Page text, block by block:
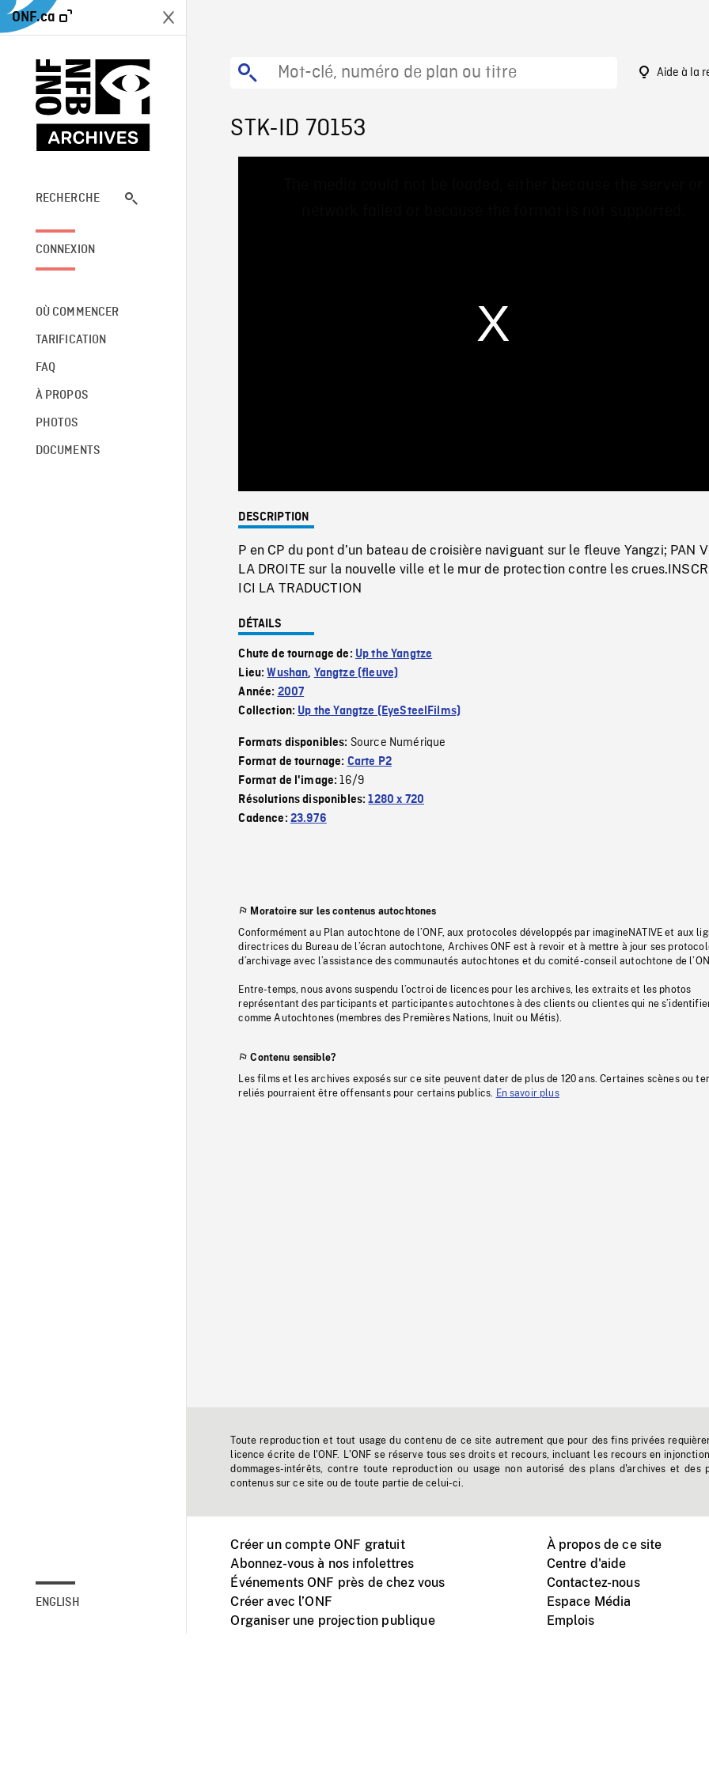
ONF.ca
RECHERCHE
CONNEXION
OÙ COMMENCER
TARIFICATION
FAQ
À PROPOS
PHOTOS
DOCUMENTS
ENGLISH
Aide à la
STK-ID 70153
0%
DESCRIPTION
P en CP du pont d’un bateau de croisière naviguant sur le fleuve Yangzi; PAN
LA DROITE sur la nouvelle ville et le mur de protection contre les
ICI LA TRADUCTION
DÉTAILS
Chute de tournage de: Up the Yangtze
Lieu:Wushan, Yangtze (fleuve)
Année: 2007
Collection: Up the Yangtze (EyeSteelFilms)
Formats disponibles: Source Numérique
Format de tournage: Carte P2
Format de l'image:16/9
Résolutions disponibles:1280 x 720
Cadence: 23.976
Moratoire sur les contenus autochtones
Conformément au Plan autochtone de l’ONF, aux protocoles développés par imagineNATIVE et aux
directrices du Bureau de l’écran autochtone, Archives ONF est à revoir et à mettre à jour ses
d’archivage avec l’assistance des communautés autochtones et du comité-conseil autochtone de
Entre-temps, nous avons suspendu l’octroi de licences pour les archives, les extraits et les photos
représentant des participants et participantes autochtones à des clients ou clientes qui ne
comme Autochtones (membres des Premières Nations, Inuit ou Métis).
Contenu sensible?
Les films et les archives exposés sur ce site peuvent dater de plus de 120 ans. Certaines scènes ou
reliés pourraient être offensants pour certains publics.
En savoir plus
Toute reproduction et tout usage du contenu de ce site autrement que pour des fins privées
licence écrite de l'ONF. L'ONF se réserve tous ses droits et recours, incluant les recours en
dommages-intérêts, contre toute reproduction ou usage non autorisé des plans d'archives et des
contenus sur ce site ou de toute partie de celui-ci.
Créer un compte ONF gratuit
Abonnez-vous à nos infolettres
Événements ONF près de chez vous
Créer avec l’ONF
Organiser une projection publique
À propos de ce site
Centre d'aide
Contactez-nous
Espace Média
Emplois